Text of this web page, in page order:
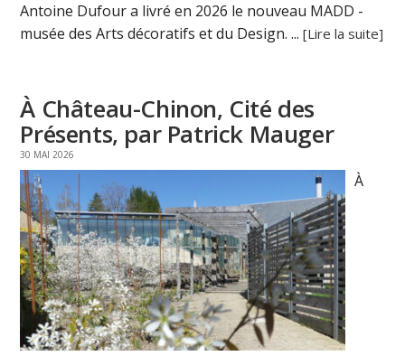
Antoine Dufour a livré en 2026 le nouveau MADD -
musée des Arts décoratifs et du Design. ...[Lire la suite]
À Château-Chinon, Cité des
Présents, par Patrick Mauger
30 MAI 2026
À